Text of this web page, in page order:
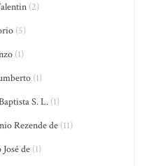
(2)
(5)
(1)
(1)
S. L.(1)
Rezende de (11)
de (1)